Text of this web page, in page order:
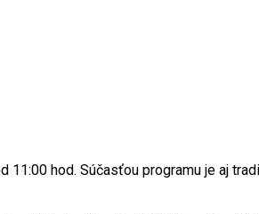
11:00 hod. Súčasťou programu je aj